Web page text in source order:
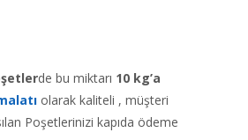
de bu miktarı 10 kg’a
olarak kaliteli , müşteri
Poşetlerinizi kapıda ödeme